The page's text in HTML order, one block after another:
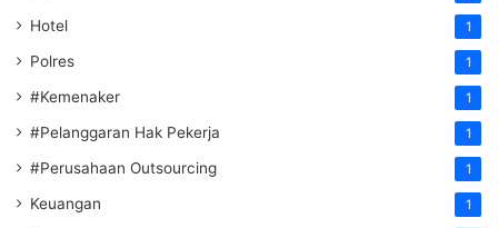
Hotel 1
Polres 1
#Kemenaker 1
#Pelanggaran Hak Pekerja 1
#Perusahaan Outsourcing 1
Keuangan 1